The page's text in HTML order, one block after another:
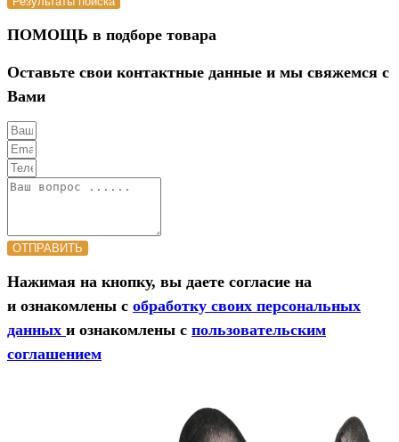
ПОМОЩЬ в подборе товара
Оставьте свои контактные данные и мы свяжемся с
Вами
ОТПРАВИТЬ
Нажимая на кнопку, вы даете согласие на
и ознакомлены с обработку своих персональных
данных и ознакомлены с пользовательским
соглашением